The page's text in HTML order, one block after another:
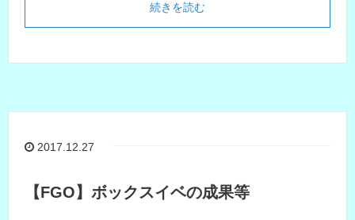
続きを読む
2017.12.27
【FGO】ボックスイベの成果等